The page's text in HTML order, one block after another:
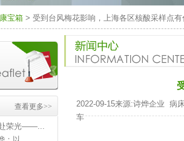
宝箱 > 受到台风梅花影响，上海各区核酸采样点
查看更多>>
赴荣光——...
2022-09-15来源:诗烨企业 病
车